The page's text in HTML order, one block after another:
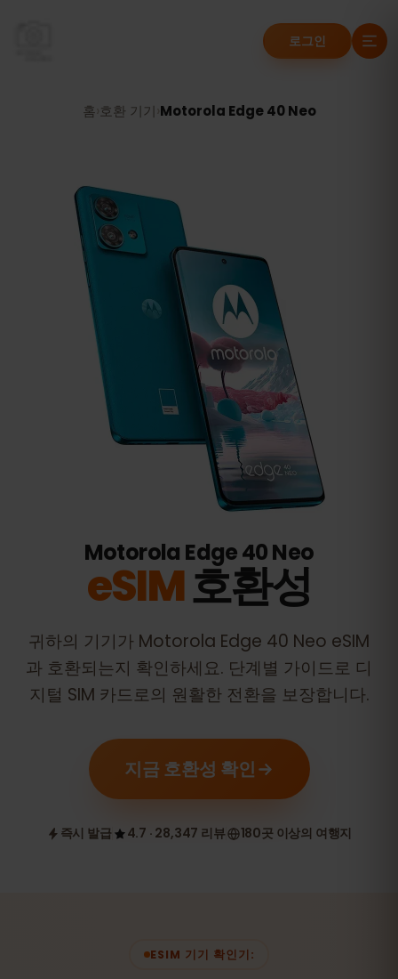
로그인
홈 호환 기기 Motorola Edge 40 Neo
Motorola Edge 40 Neo
eSIM호환성
귀하의 기기가 Motorola Edge 40 Neo eSIM
과 호환되는지 확인하세요. 단계별 가이드로 디
지털 SIM 카드로의 원활한 전환을 보장합니다.
지금 호환성 확인
즉시 발급 4.7 · 28,347 리뷰 180곳 이상의 여행지
ESIM 기기 확인기: